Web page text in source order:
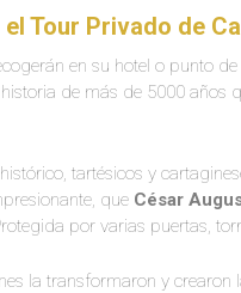
Tour Privado de
en su hotel o punto
de más de 5000 años
tartésicos y
que César
por varias puertas,
la transformaron y